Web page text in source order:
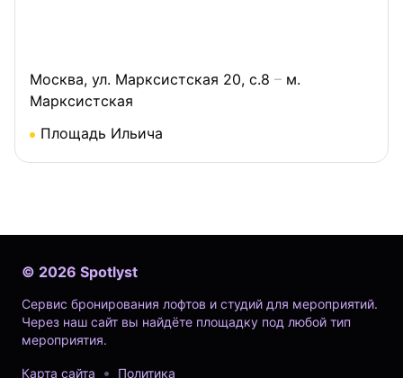
Москва, ул. Марксистская 20, с.8
м.
Марксистская
Площадь Ильича
© 2026 Spotlyst
Сервис бронирования лофтов и студий для мероприятий.
Через наш сайт вы найдёте площадку под любой тип
мероприятия.
Карта сайта Политика